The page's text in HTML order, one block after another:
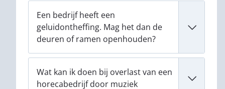
Een bedrijf heeft een
geluidontheffing. Mag het dan de
deuren of ramen openhouden?
Wat kan ik doen bij overlast van een
horecabedrijf door muziek